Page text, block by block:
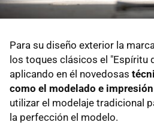
Para su diseño exterior la
los toques clásicos el "Espíritu
aplicando en él novedosas
como el modelado e
utilizar el modelaje tradicional
la perfección el modelo.